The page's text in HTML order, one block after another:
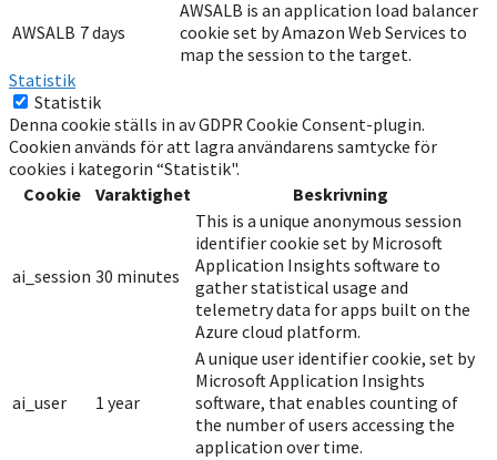
AWSALB 7 days
AWSALB is an application load balancer
cookie set by Amazon Web Services to
map the session to the target.
Statistik
Statistik
Denna cookie ställs in av GDPR Cookie Consent-plugin.
Cookien används för att lagra användarens samtycke för
cookies i kategorin “Statistik".
Cookie
Varaktighet Beskrivning
ai_session 30 minutes
This is a unique anonymous session
identifier cookie set by Microsoft
Application Insights software to
gather statistical usage and
telemetry data for apps built on the
Azure cloud platform.
ai_user 1 year
A unique user identifier cookie, set by
Microsoft Application Insights
software, that enables counting of
the number of users accessing the
application over time.